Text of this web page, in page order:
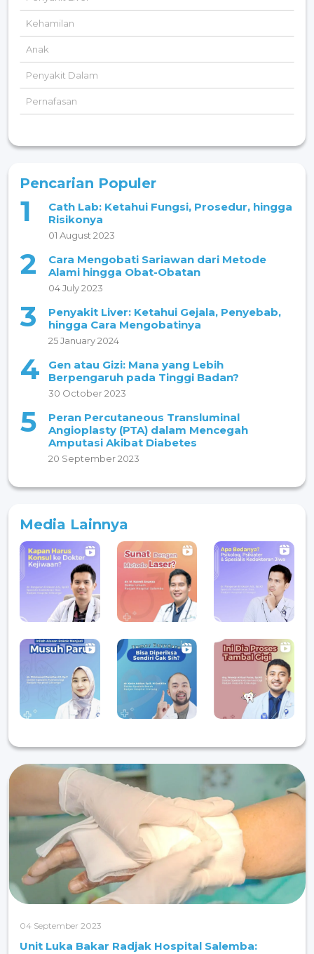
Kehamilan
Anak
Penyakit Dalam
Pernafasan
Pencarian Populer
1
Cath Lab: Ketahui Fungsi, Prosedur, hingga
Risikonya
01 August 2023
2
Cara Mengobati Sariawan dari Metode
Alami hingga Obat-Obatan
04 July 2023
3
Penyakit Liver: Ketahui Gejala, Penyebab,
hingga Cara Mengobatinya
25 January 2024
4
Gen atau Gizi: Mana yang Lebih
Berpengaruh pada Tinggi Badan?
30 October 2023
5
Peran Percutaneous Transluminal
Angioplasty (PTA) dalam Mencegah
Amputasi Akibat Diabetes
20 September 2023
Media Lainnya
04 September 2023
Unit Luka Bakar Radjak Hospital Salemba: